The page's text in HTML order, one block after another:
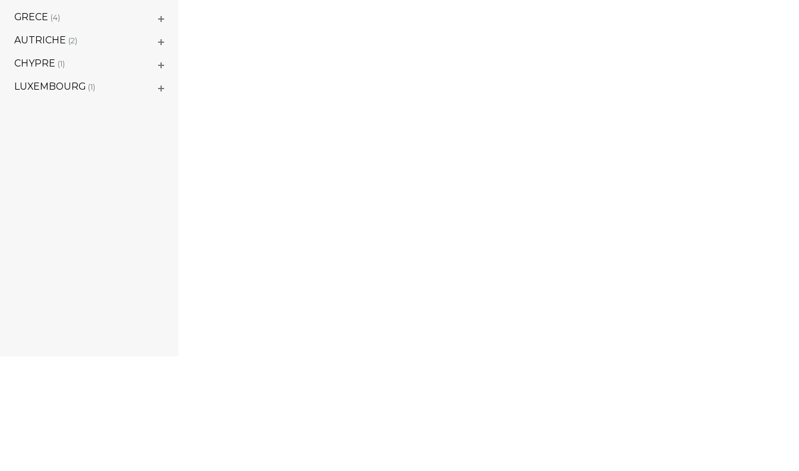
GRECE (4)
AUTRICHE (2)
CHYPRE (1)
LUXEMBOURG (1)